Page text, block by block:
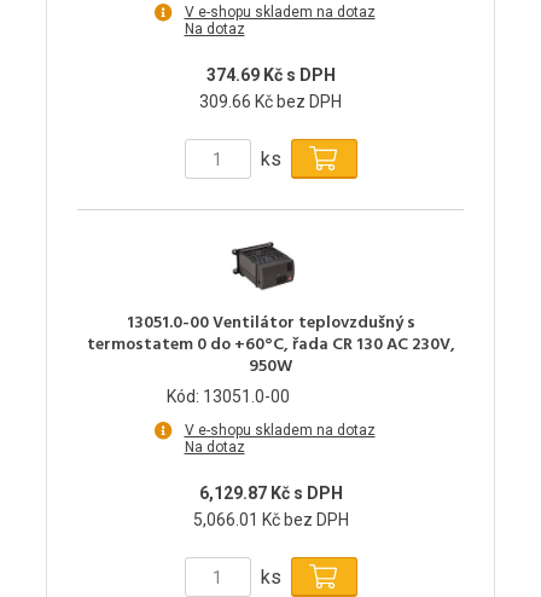
V e-shopu skladem na dotaz
Na dotaz
374.69 Kč s DPH
309.66 Kč bez DPH
ks
13051.0-00 Ventilátor teplovzdušný s
termostatem 0 do +60°C, řada CR 130 AC 230V,
950W
Kód: 13051.0-00
V e-shopu skladem na dotaz
Na dotaz
6,129.87 Kč s DPH
5,066.01 Kč bez DPH
ks